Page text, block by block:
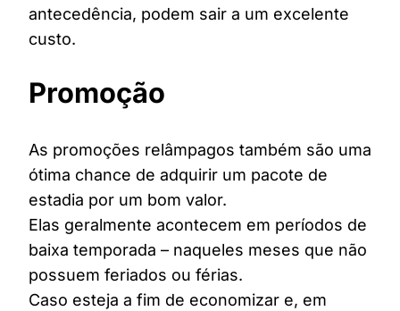
antecedência, podem sair a um excelente
custo.
Promoção
As promoções relâmpagos também são uma
ótima chance de adquirir um pacote de
estadia por um bom valor.
Elas geralmente acontecem em períodos de
baixa temporada – naqueles meses que não
possuem feriados ou férias.
Caso esteja a fim de economizar e, em